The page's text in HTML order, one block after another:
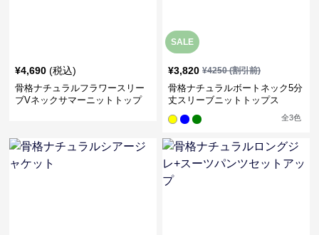
¥4,690 (税込)
骨格ナチュラルフラワースリー
ブVネックサマーニットトップ
SALE
¥3,820 ¥4250(割引前)
骨格ナチュラルボートネック5分
丈スリーブニットトップス
全3色